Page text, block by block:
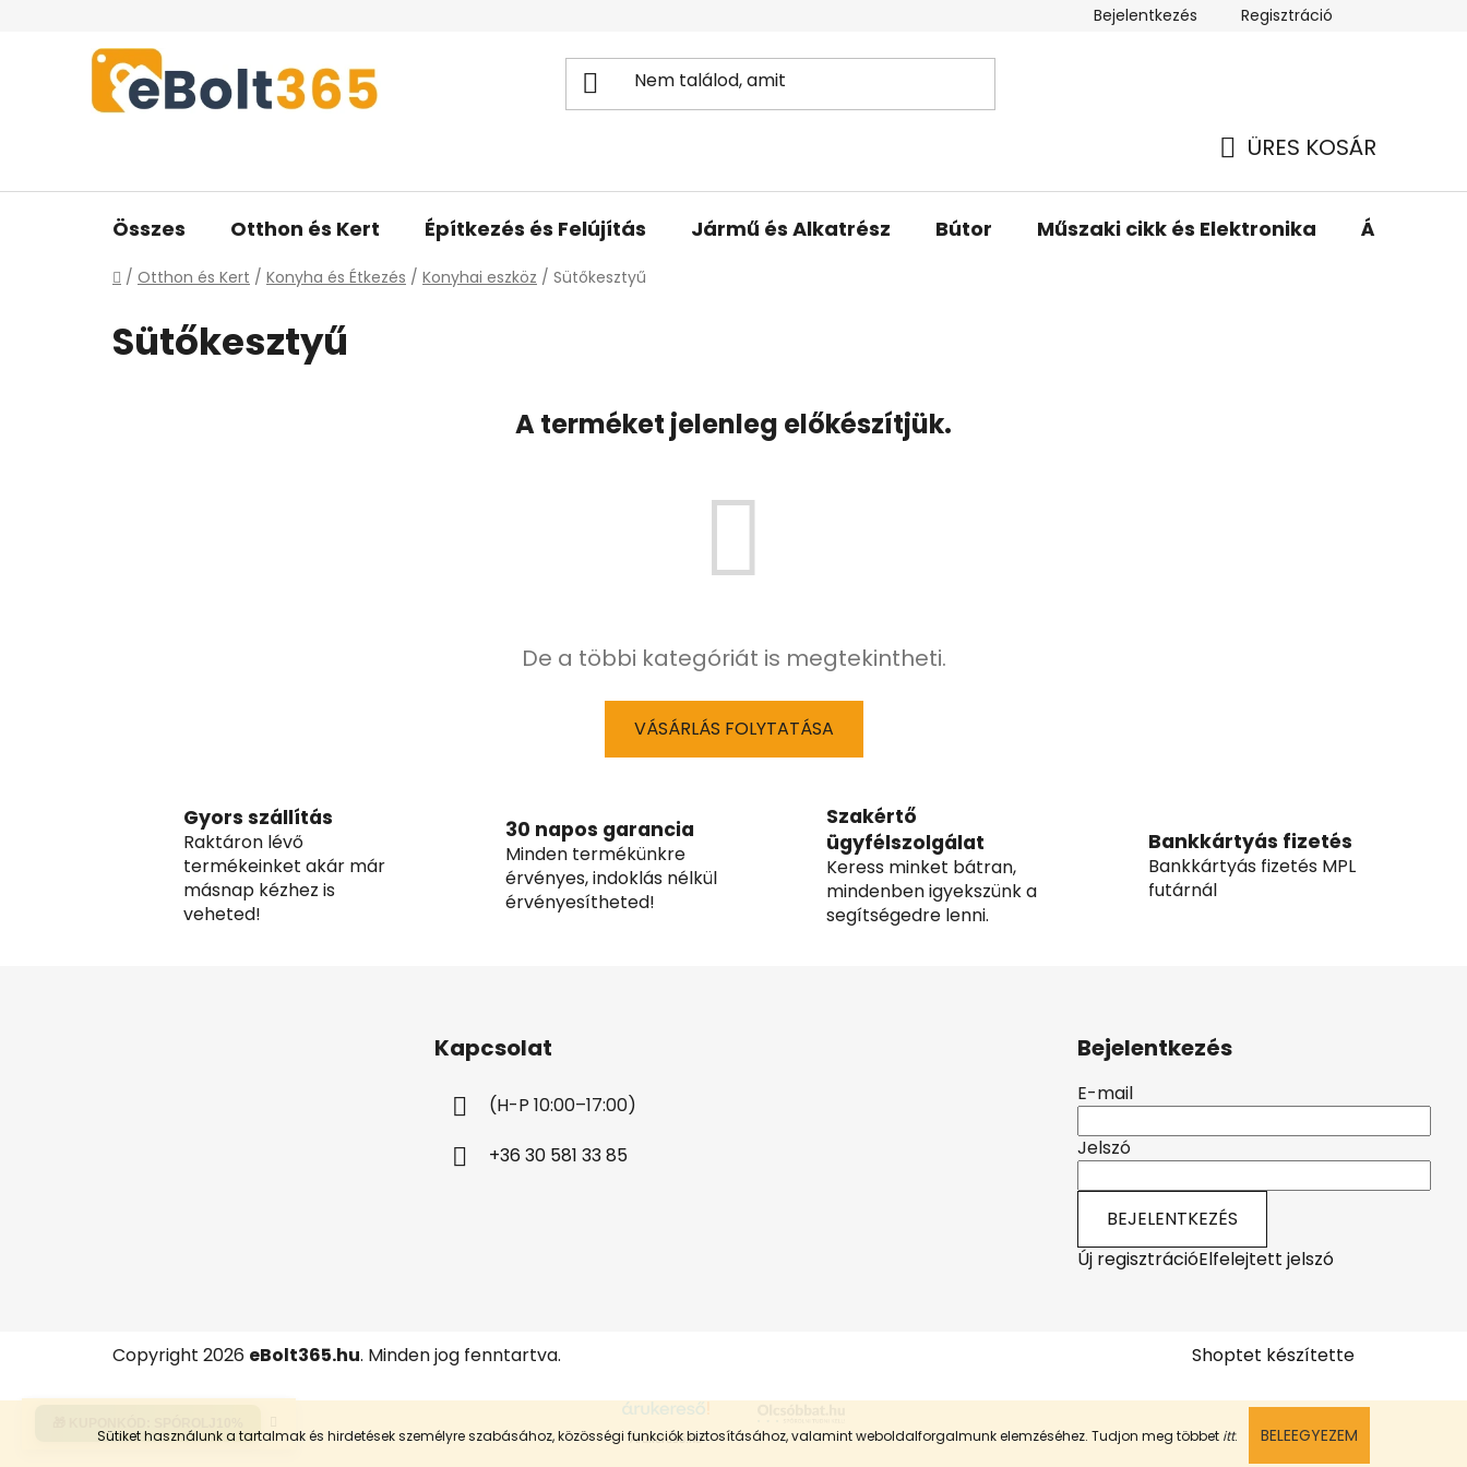
Sütiket használunk a tartalmak és hirdetések személyre szabásához, közösségi funkciók biztosításához, valamint weboldalforgalmunk elemzéséhez. Tudjon meg többet itt. BELEEGYEZEM
Bejelentkezés Regisztráció
ÜRES KOSÁR
Összes Otthon és Kert Építkezés és Felújítás Jármű és Alkatrész Bútor Műszaki cikk és Elektronika
Kezdőlap
/ Otthon és Kert / Konyha és Étkezés / Konyhai eszköz / Sütőkesztyű
Sütőkesztyű
A terméket jelenleg előkészítjük.
De a többi kategóriát is megtekintheti.
VÁSÁRLÁS FOLYTATÁSA
Gyors szállítás
Raktáron lévő
termékeinket akár már
másnap kézhez is
veheted!
30 napos garancia
Minden termékünkre
érvényes, indoklás nélkül
érvényesítheted!
Szakértő
ügyfélszolgálat
Keress minket bátran,
mindenben igyekszünk a
segítségedre lenni.
Bankkártyás fizetés
Bankkártyás fizetés MPL
futárnál
Kapcsolat
(H-P 10:00–17:00)
+36 30 581 33 85
Bejelentkezés
E-mail
Jelszó
BEJELENTKEZÉS
Új regisztrációElfelejtett jelszó
Shoptet készítette
Copyright 2026 eBolt365.hu. Minden jog fenntartva.
Árukereső.hu